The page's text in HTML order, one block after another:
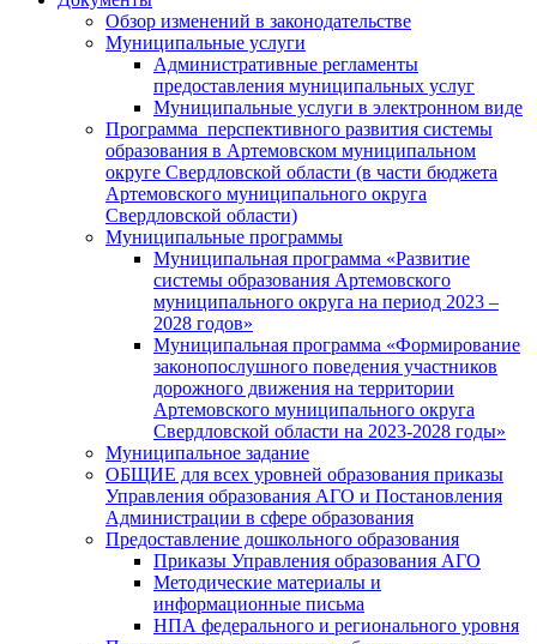
Обзор изменений в законодательстве
Муниципальные услуги
Административные регламенты
предоставления муниципальных услуг
Муниципальные услуги в электронном виде
Программа перспективного развития системы
образования в Артемовском муниципальном
округе Свердловской области (в части бюджета
Артемовского муниципального округа
Свердловской области)
Муниципальные программы
Муниципальная программа «Развитие
системы образования Артемовского
муниципального округа на период 2023 –
2028 годов»
Муниципальная программа «Формирование
законопослушного поведения участников
дорожного движения на территории
Артемовского муниципального округа
Свердловской области на 2023-2028 годы»
Муниципальное задание
ОБЩИЕ для всех уровней образования приказы
Управления образования АГО и Постановления
Администрации в сфере образования
Предоставление дошкольного образования
Приказы Управления образования АГО
Методические материалы и
информационные письма
НПА федерального и регионального уровня